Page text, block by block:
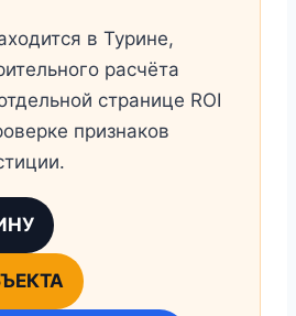
в Турине,
расчёта
странице ROI
признаков